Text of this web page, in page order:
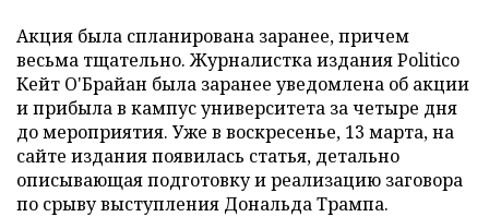
Акция была спланирована заранее, причем
весьма тщательно. Журналистка издания Politico
Кейт О'Брайан была заранее уведомлена об акции
и прибыла в кампус университета за четыре дня
до мероприятия. Уже в воскресенье, 13 марта, на
сайте издания появилась статья, детально
описывающая подготовку и реализацию заговора
по срыву выступления Дональда Трампа.